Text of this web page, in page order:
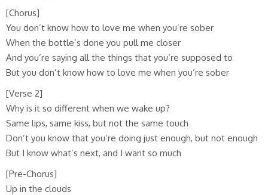
[Chorus]
You don’t know how to love me when you’re sober
When the bottle’s done you pull me closer
And you’re saying all the things that you’re supposed to
But you don’t know how to love me when you’re sober
[Verse 2]
Why is it so different when we wake up?
Same lips, same kiss, but not the same touch
Don’t you know that you’re doing just enough, but not enough
But I know what’s next, and I want so much
[Pre-Chorus]
Up in the clouds